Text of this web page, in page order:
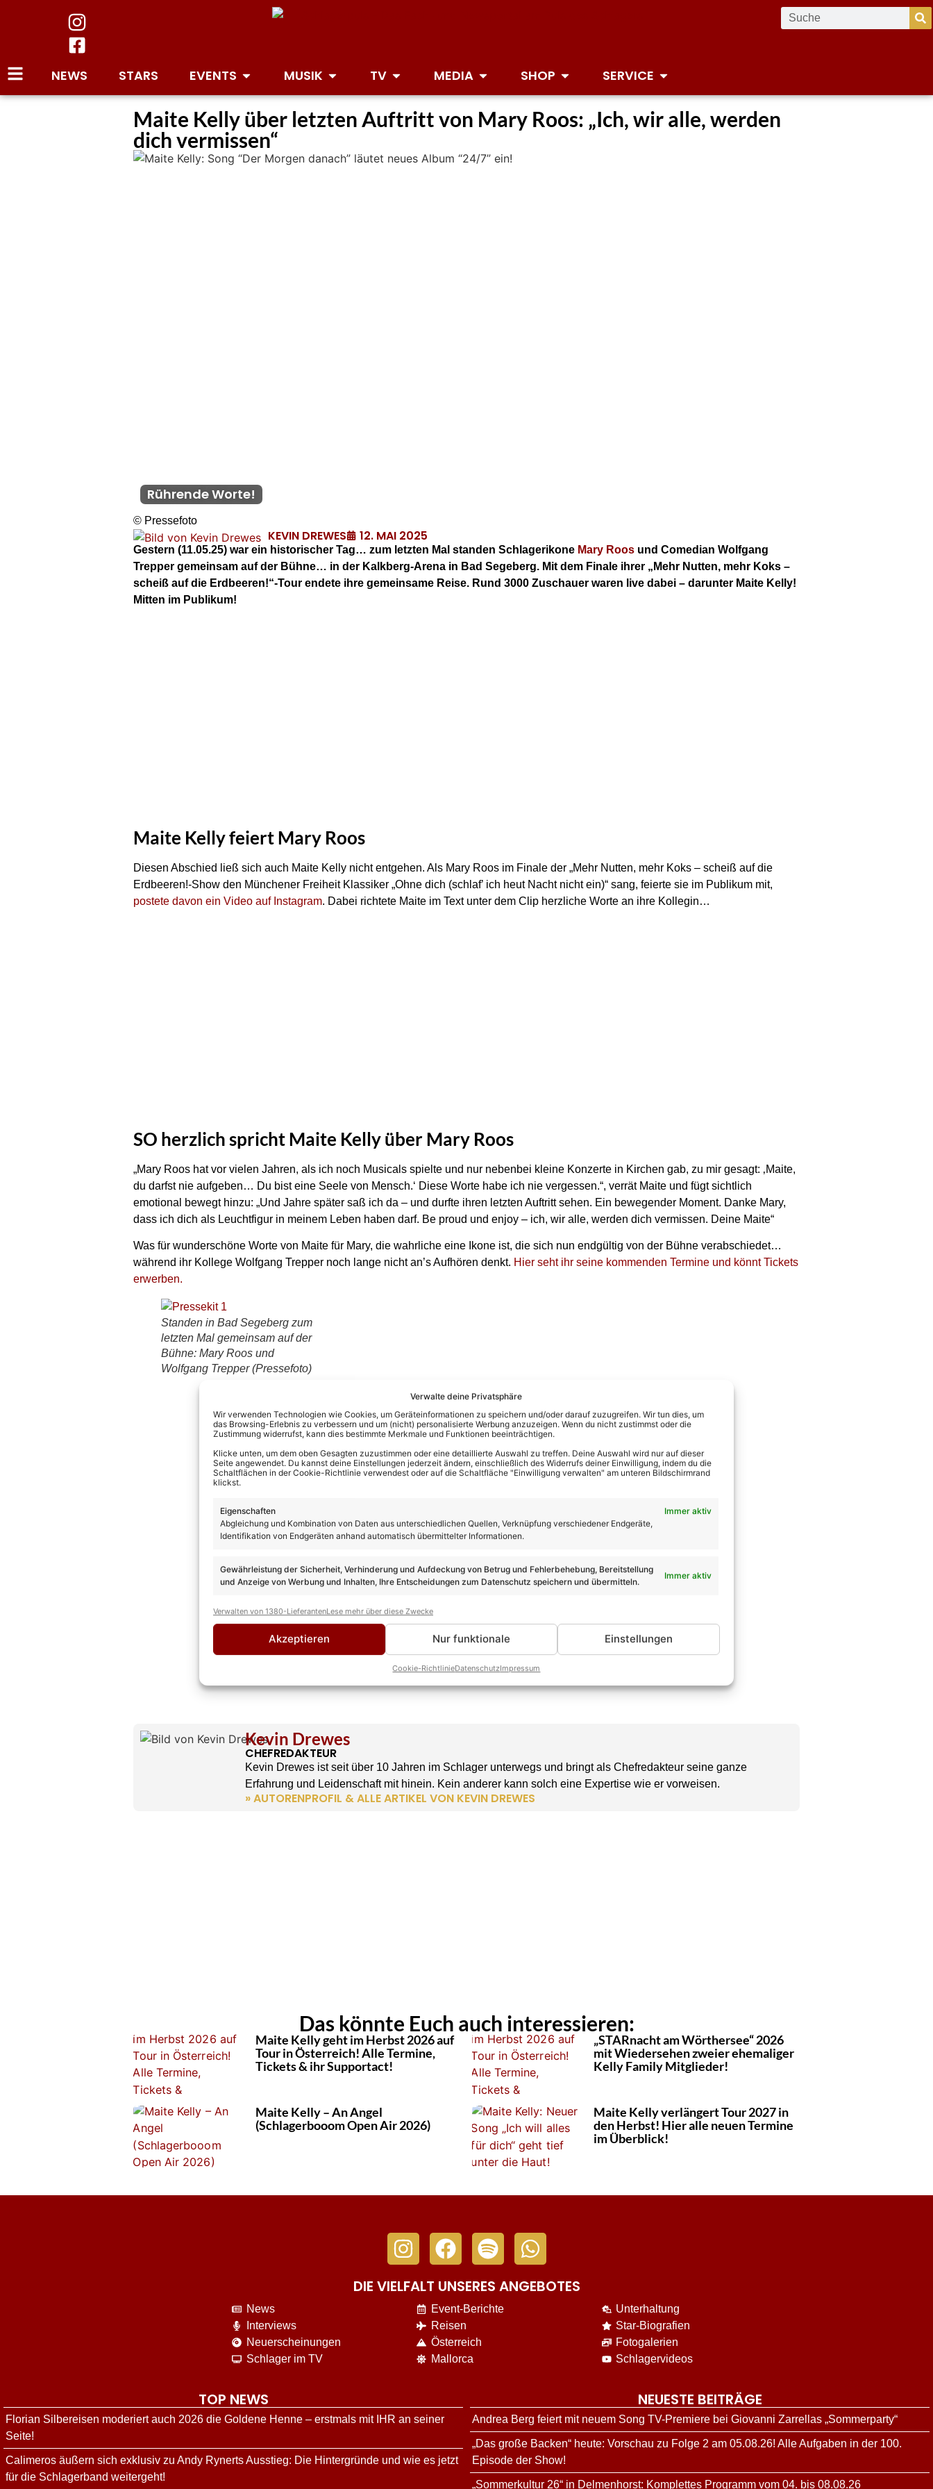
Verwalte deine Privatsphäre
Wir verwenden Technologien wie Cookies, um Geräteinformationen zu speichern und/oder darauf zuzugreifen. Wir tun dies, um
das Browsing-Erlebnis zu verbessern und um (nicht) personalisierte Werbung anzuzeigen. Wenn du nicht zustimmst oder die
Zustimmung widerrufst, kann dies bestimmte Merkmale und Funktionen beeinträchtigen.
Klicke unten, um dem oben Gesagten zuzustimmen oder eine detaillierte Auswahl zu treffen. Deine Auswahl wird nur auf dieser
Seite angewendet. Du kannst deine Einstellungen jederzeit ändern, einschließlich des Widerrufs deiner Einwilligung, indem du die
Schaltflächen in der Cookie-Richtlinie verwendest oder auf die Schaltfläche "Einwilligung verwalten" am unteren Bildschirmrand
klickst.
Eigenschaften
Immer aktiv
Abgleichung und Kombination von Daten aus unterschiedlichen Quellen, Verknüpfung verschiedener Endgeräte,
Identifikation von Endgeräten anhand automatisch übermittelter Informationen.
Gewährleistung der Sicherheit, Verhinderung und Aufdeckung von Betrug und Fehlerbehebung, Bereitstellung
und Anzeige von Werbung und Inhalten, Ihre Entscheidungen zum Datenschutz speichern und übermitteln.
Immer aktiv
Verwalten von 1380-LieferantenLese mehr über diese Zwecke
Akzeptieren Nur funktionale Einstellungen
Cookie-RichtlinieDatenschutzImpressum
NEWS STARS EVENTS MUSIK TV MEDIA SHOP SERVICE
Maite Kelly über letzten Auftritt von Mary Roos: „Ich, wir alle, werden
dich vermissen“
Rührende Worte!
© Pressefoto
KEVIN DREWES 12. MAI 2025
Gestern (11.05.25) war ein historischer Tag… zum letzten Mal standen Schlagerikone Mary Roos und Comedian Wolfgang
Trepper gemeinsam auf der Bühne… in der Kalkberg-Arena in Bad Segeberg. Mit dem Finale ihrer „Mehr Nutten, mehr Koks –
scheiß auf die Erdbeeren!“-Tour endete ihre gemeinsame Reise. Rund 3000 Zuschauer waren live dabei – darunter Maite Kelly!
Mitten im Publikum!
Maite Kelly feiert Mary Roos
Diesen Abschied ließ sich auch Maite Kelly nicht entgehen. Als Mary Roos im Finale der „Mehr Nutten, mehr Koks – scheiß auf die
Erdbeeren!-Show den Münchener Freiheit Klassiker „Ohne dich (schlaf’ ich heut Nacht nicht ein)“ sang, feierte sie im Publikum mit,
postete davon ein Video auf Instagram. Dabei richtete Maite im Text unter dem Clip herzliche Worte an ihre Kollegin…
SO herzlich spricht Maite Kelly über Mary Roos
„Mary Roos hat vor vielen Jahren, als ich noch Musicals spielte und nur nebenbei kleine Konzerte in Kirchen gab, zu mir gesagt: ‚Maite,
du darfst nie aufgeben… Du bist eine Seele von Mensch.‘ Diese Worte habe ich nie vergessen.“, verrät Maite und fügt sichtlich
emotional bewegt hinzu: „Und Jahre später saß ich da – und durfte ihren letzten Auftritt sehen. Ein bewegender Moment. Danke Mary,
dass ich dich als Leuchtfigur in meinem Leben haben darf. Be proud und enjoy – ich, wir alle, werden dich vermissen. Deine Maite“
Was für wunderschöne Worte von Maite für Mary, die wahrliche eine Ikone ist, die sich nun endgültig von der Bühne verabschiedet…
während ihr Kollege Wolfgang Trepper noch lange nicht an’s Aufhören denkt. Hier seht ihr seine kommenden Termine und könnt Tickets
erwerben.
Standen in Bad Segeberg zum
letzten Mal gemeinsam auf der
Bühne: Mary Roos und
Wolfgang Trepper (Pressefoto)
Kevin Drewes
CHEFREDAKTEUR
Kevin Drewes ist seit über 10 Jahren im Schlager unterwegs und bringt als Chefredakteur seine ganze
Erfahrung und Leidenschaft mit hinein. Kein anderer kann solch eine Expertise wie er vorweisen.
» AUTORENPROFIL & ALLE ARTIKEL VON KEVIN DREWES
Das könnte Euch auch interessieren:
Maite Kelly geht im Herbst 2026 auf
Tour in Österreich! Alle Termine,
Tickets & ihr Supportact!
„STARnacht am Wörthersee“ 2026
mit Wiedersehen zweier ehemaliger
Kelly Family Mitglieder!
Maite Kelly – An Angel
(Schlagerbooom Open Air 2026)
Maite Kelly verlängert Tour 2027 in
den Herbst! Hier alle neuen Termine
im Überblick!
DIE VIELFALT UNSERES ANGEBOTES
News
Interviews
Neuerscheinungen
Schlager im TV
Event-Berichte
Reisen
Österreich
Mallorca
Unterhaltung
Star-Biografien
Fotogalerien
Schlagervideos
TOP NEWS
Florian Silbereisen moderiert auch 2026 die Goldene Henne – erstmals mit IHR an seiner
Seite!
Calimeros äußern sich exklusiv zu Andy Rynerts Ausstieg: Die Hintergründe und wie es jetzt
für die Schlagerband weitergeht!
NEUESTE BEITRÄGE
Andrea Berg feiert mit neuem Song TV-Premiere bei Giovanni Zarrellas „Sommerparty“
„Das große Backen“ heute: Vorschau zu Folge 2 am 05.08.26! Alle Aufgaben in der 100.
Episode der Show!
„Sommerkultur 26“ in Delmenhorst: Komplettes Programm vom 04. bis 08.08.26